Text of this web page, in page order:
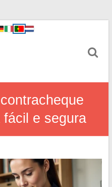
e segura